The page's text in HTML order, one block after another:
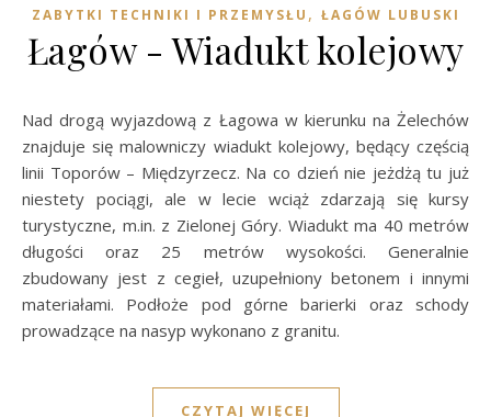
ZABYTKI TECHNIKI I PRZEMYSŁU , ŁAGÓW LUBUSKI
Łagów - Wiadukt kolejowy
Nad drogą wyjazdową z Łagowa w kierunku na Żelechów
znajduje się malowniczy wiadukt kolejowy, będący częścią
linii Toporów – Międzyrzecz. Na co dzień nie jeżdżą tu już
niestety pociągi, ale w lecie wciąż zdarzają się kursy
turystyczne, m.in. z Zielonej Góry. Wiadukt ma 40 metrów
długości oraz 25 metrów wysokości. Generalnie
zbudowany jest z cegieł, uzupełniony betonem i innymi
materiałami. Podłoże pod górne barierki oraz schody
prowadzące na nasyp wykonano z granitu.
CZYTAJ WIĘCEJ